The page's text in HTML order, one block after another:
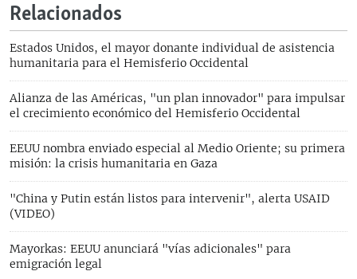
Relacionados
Estados Unidos, el mayor donante individual de asistencia
humanitaria para el Hemisferio Occidental
Alianza de las Américas, "un plan innovador" para impulsar
el crecimiento económico del Hemisferio Occidental
EEUU nombra enviado especial al Medio Oriente; su primera
misión: la crisis humanitaria en Gaza
"China y Putin están listos para intervenir", alerta USAID
(VIDEO)
Mayorkas: EEUU anunciará "vías adicionales" para
emigración legal